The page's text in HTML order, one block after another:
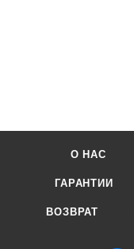
О НАС
ГАРАНТИИ
ВОЗВРАТ